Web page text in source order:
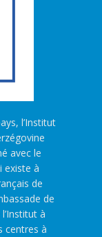
l’Institut
avec le
existe à
de
de
à
centres à